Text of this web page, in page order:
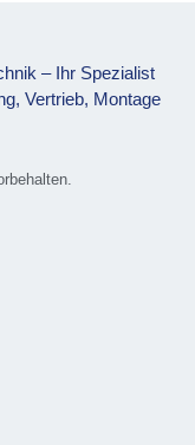
– Ihr Spezialist
Vertrieb, Montage